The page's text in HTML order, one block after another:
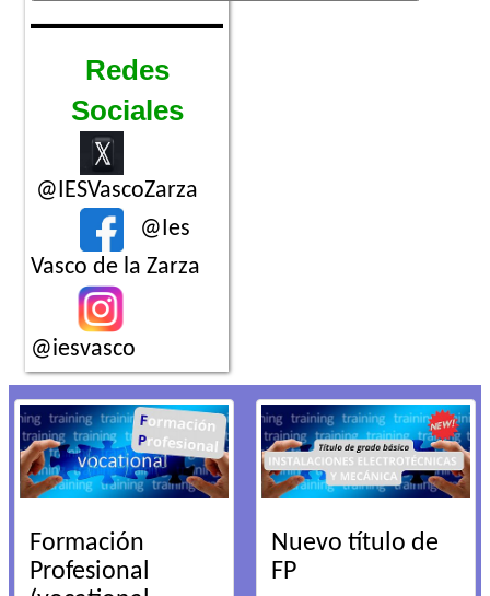
Redes
Sociales
@IESVascoZarza
@Ies
Vasco de la Zarza
@iesvasco
Formación
Profesional
Nuevo título de
FP